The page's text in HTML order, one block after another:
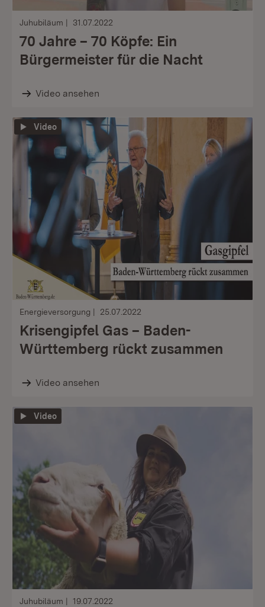
Juhubiläum 31.07.2022
70 Jahre – 70 Köpfe: Ein
Bürgermeister für die Nacht
Video ansehen
Video
Energieversorgung 25.07.2022
Krisengipfel Gas – Baden-
Württemberg rückt zusammen
Video ansehen
Video
Juhubiläum 19.07.2022